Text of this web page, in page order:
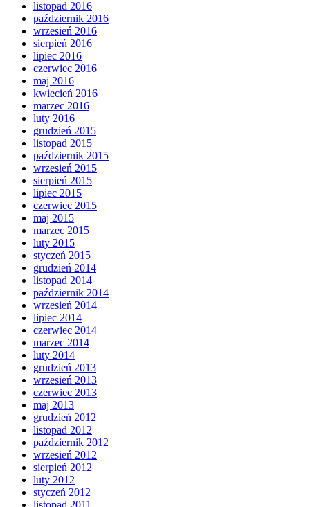
listopad 2016
październik 2016
wrzesień 2016
sierpień 2016
lipiec 2016
czerwiec 2016
maj 2016
kwiecień 2016
marzec 2016
luty 2016
grudzień 2015
listopad 2015
październik 2015
wrzesień 2015
sierpień 2015
lipiec 2015
czerwiec 2015
maj 2015
marzec 2015
luty 2015
styczeń 2015
grudzień 2014
listopad 2014
październik 2014
wrzesień 2014
lipiec 2014
czerwiec 2014
marzec 2014
luty 2014
grudzień 2013
wrzesień 2013
czerwiec 2013
maj 2013
grudzień 2012
listopad 2012
październik 2012
wrzesień 2012
sierpień 2012
luty 2012
styczeń 2012
listopad 2011